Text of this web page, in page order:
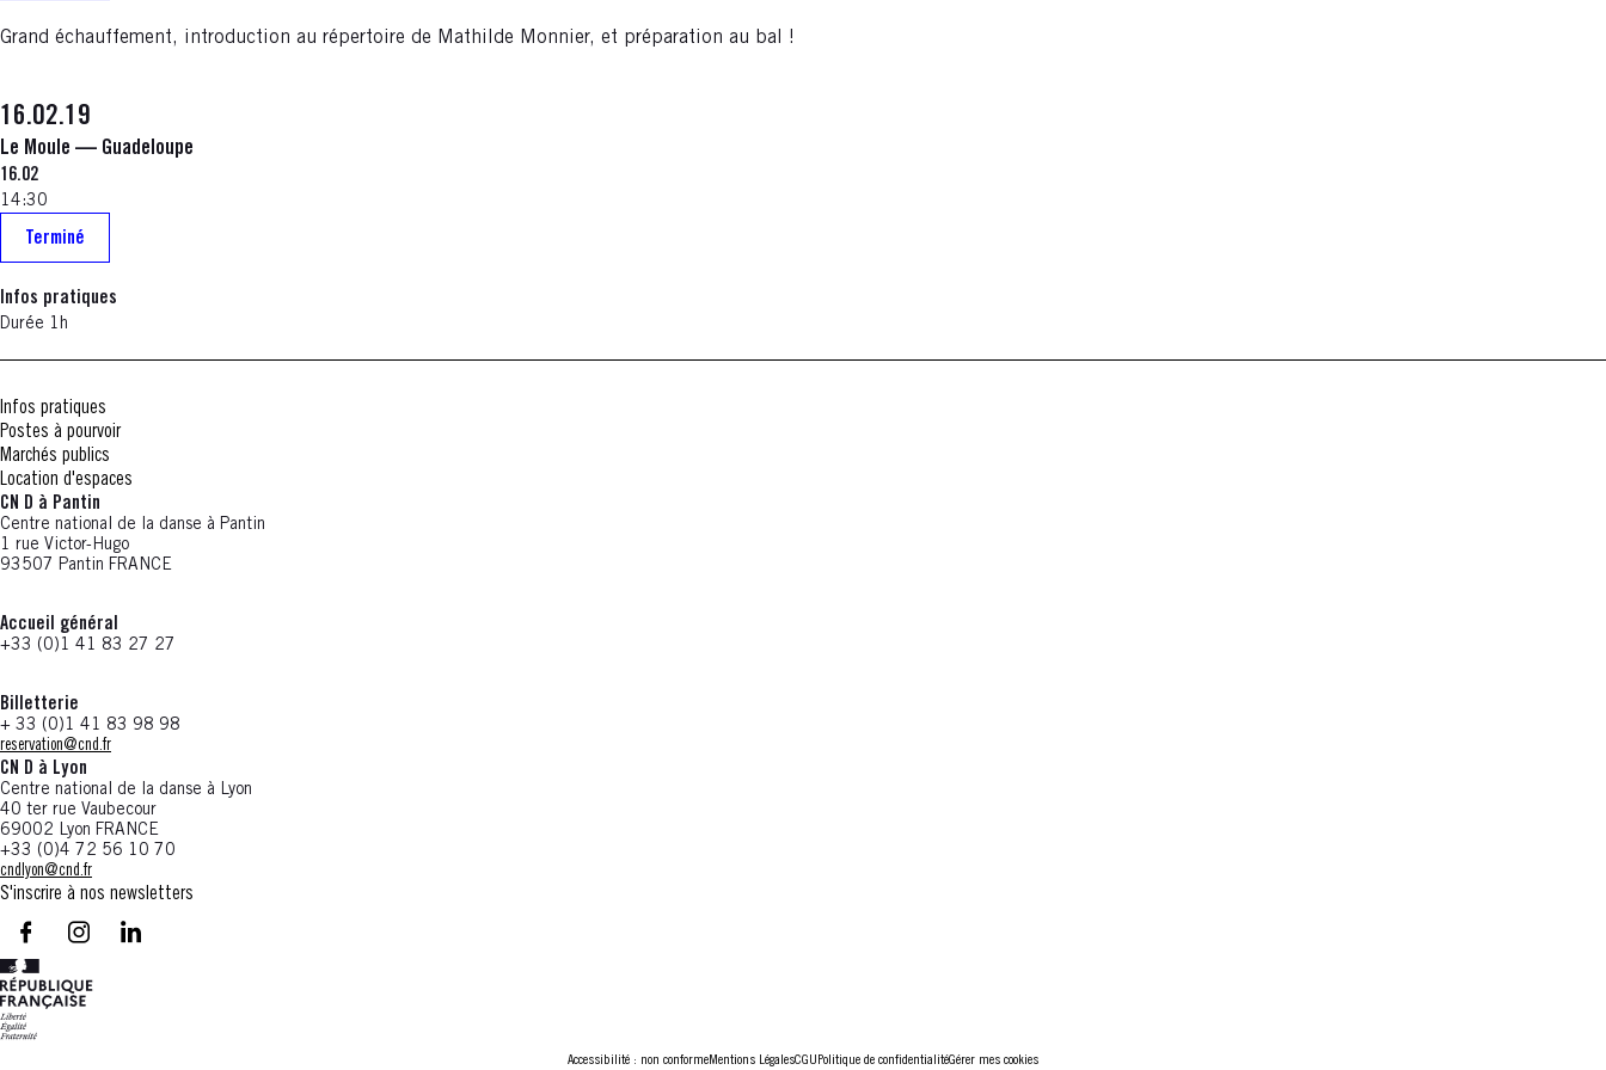
Grand échauffement, introduction au répertoire de Mathilde Monnier, et préparation au bal !
16.02.19
Le Moule — Guadeloupe
16.02
14:30
Terminé
Infos pratiques
Durée 1h
Infos pratiques
Postes à pourvoir
Marchés publics
Location d'espaces
CN D à Pantin
Centre national de la danse à Pantin
1 rue Victor-Hugo
93507 Pantin FRANCE
Accueil général
+33 (0)1 41 83 27 27
Billetterie
+ 33 (0)1 41 83 98 98
reservation@cnd.fr
CN D à Lyon
Centre national de la danse à Lyon
40 ter rue Vaubecour
69002 Lyon FRANCE
+33 (0)4 72 56 10 70
cndlyon@cnd.fr
S'inscrire à nos newsletters
facebook - CN D - Nouvelle fenêtre
instagram - CN D - Nouvelle fenêtre
LinkedIn - CN D - Nouvelle fenêtre
Accessibilité : non conformeMentions LégalesCGU Politique de confidentialitéGérer mes cookies